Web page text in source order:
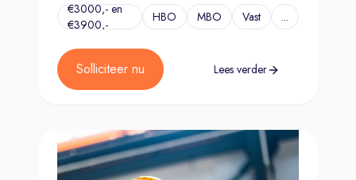
€3000,- en
€3900,-
HBO MBO Vast ...
Solliciteer nu Lees verder